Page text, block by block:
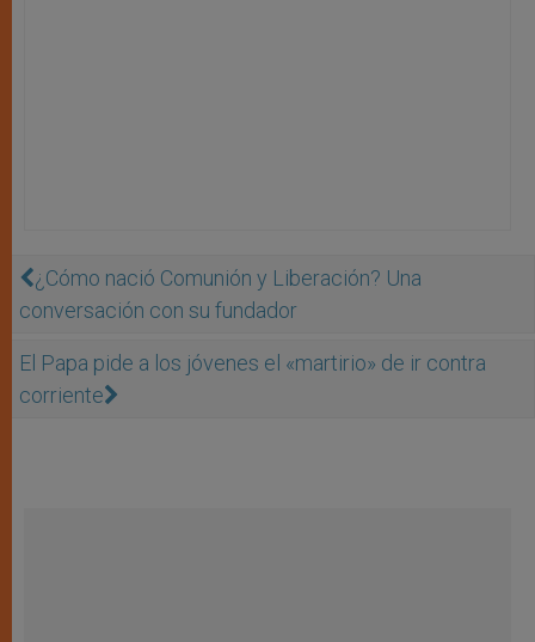
¿Cómo nació Comunión y Liberación? Una
conversación con su fundador
El Papa pide a los jóvenes el «martirio» de ir contra
corriente